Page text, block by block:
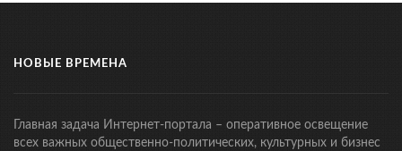
НОВЫЕ ВРЕМЕНА
Главная задача Интернет-портала – оперативное освещение
всех важных общественно-политических, культурных и бизнес